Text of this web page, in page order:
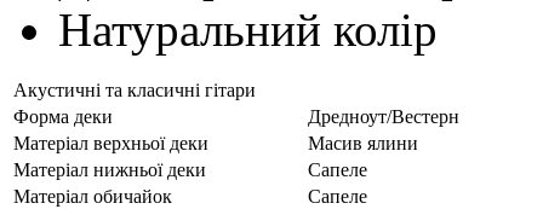
Натуральний колір
Акустичні та класичні гітари
Форма деки
Дредноут/Вестерн
Матеріал верхньої деки
Масив ялини
Матеріал нижньої деки
Сапеле
Матеріал обичайок
Сапеле